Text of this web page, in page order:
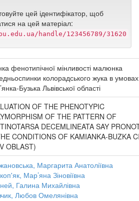
цей ідентифікатор, щоб
на цей матеріал:
handle/123456789/31620
фенотипічної мінливості малюнка
колорадського жука в
Бузька Львівської області
OF THE PHENOTYPIC
OF THE PATTERN OF
DECEMLINEATA SAY
CONDITIONS OF KAMIANKA-BUZKA
OBLAST)
Маргарита Анатоліївна
Мар’яна Зіновіївна
Галина Михайлівна
Любов Омелянівна